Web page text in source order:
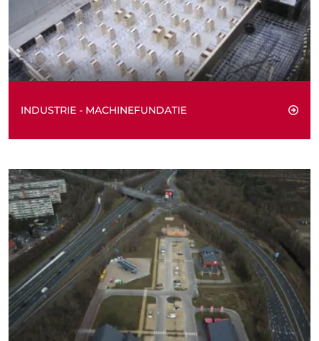
INDUSTRIE - MACHINEFUNDATIE